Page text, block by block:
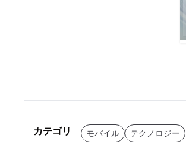
カテゴリ モバイル テクノロジー